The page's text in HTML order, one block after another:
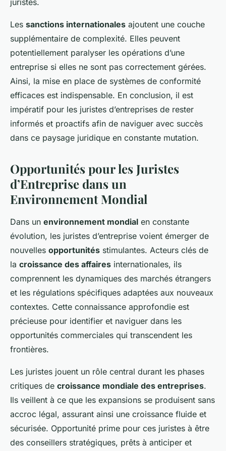
juristes.
Les sanctions internationales ajoutent une couche
supplémentaire de complexité. Elles peuvent
potentiellement paralyser les opérations d’une
entreprise si elles ne sont pas correctement gérées.
Ainsi, la mise en place de systèmes de conformité
efficaces est indispensable. En conclusion, il est
impératif pour les juristes d’entreprises de rester
informés et proactifs afin de naviguer avec succès
dans ce paysage juridique en constante mutation.
Opportunités pour les Juristes
d’Entreprise dans un
Environnement Mondial
Dans un environnement mondial en constante
évolution, les juristes d’entreprise voient émerger de
nouvelles opportunités stimulantes. Acteurs clés de
la croissance des affaires internationales, ils
comprennent les dynamiques des marchés étrangers
et les régulations spécifiques adaptées aux nouveaux
contextes. Cette connaissance approfondie est
précieuse pour identifier et naviguer dans les
opportunités commerciales qui transcendent les
frontières.
Les juristes jouent un rôle central durant les phases
critiques de croissance mondiale des entreprises.
Ils veillent à ce que les expansions se produisent sans
accroc légal, assurant ainsi une croissance fluide et
sécurisée. Opportunité prime pour ces juristes à être
des conseillers stratégiques, prêts à anticiper et